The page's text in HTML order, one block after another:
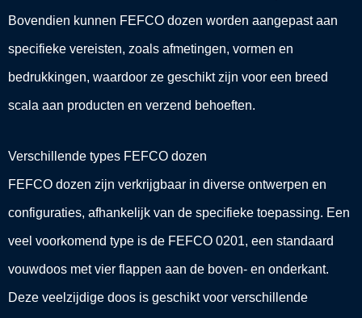
Bovendien kunnen FEFCO dozen worden aangepast aan
specifieke vereisten, zoals afmetingen, vormen en
bedrukkingen, waardoor ze geschikt zijn voor een breed
scala aan producten en verzend behoeften.
Verschillende types FEFCO dozen
FEFCO dozen zijn verkrijgbaar in diverse ontwerpen en
configuraties, afhankelijk van de specifieke toepassing. Een
veel voorkomend type is de FEFCO 0201, een standaard
vouwdoos met vier flappen aan de boven- en onderkant.
Deze veelzijdige doos is geschikt voor verschillende